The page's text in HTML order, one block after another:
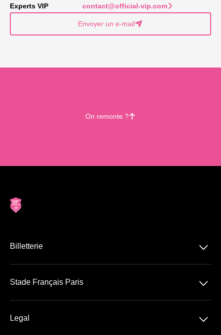
Experts VIP
contact@official-vip.com􀆊
Envoyer un e-mail􀈠
On remonte ?􀄨
Billetterie 􀆈
Stade Français Paris
􀆈
Legal 􀆈